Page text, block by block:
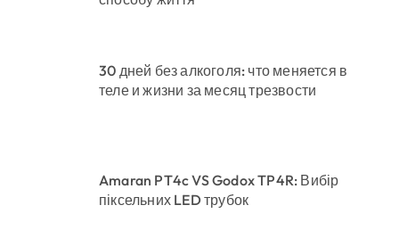
30 дней без алкоголя: что меняется в
теле и жизни за месяц трезвости
Amaran PT4c VS Godox TP4R: Вибір
піксельних LED трубок